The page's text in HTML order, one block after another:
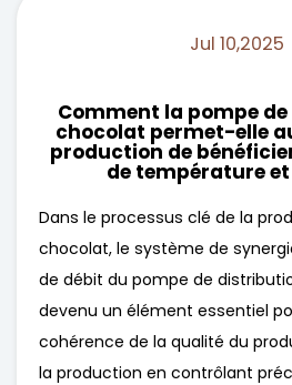
Contactez-nous
Jul 10,2025
Comment la pompe
chocolat permet-elle
production de
de température et
Dans le processus clé de la
chocolat, le système de
de débit du pompe de
devenu un élément essentiel
cohérence de la qualité du
la production en contrôlant